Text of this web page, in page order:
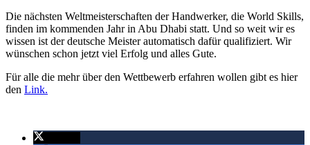
Die nächsten Weltmeisterschaften der Handwerker, die World Skills,
finden im kommenden Jahr in Abu Dhabi statt. Und so weit wir es
wissen ist der deutsche Meister automatisch dafür qualifiziert. Wir
wünschen schon jetzt viel Erfolg und alles Gute.
Für alle die mehr über den Wettbewerb erfahren wollen gibt es hier
den Link.